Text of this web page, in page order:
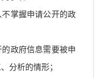
不掌握申请公开的政
的政府信息需要被申
分析的情形；